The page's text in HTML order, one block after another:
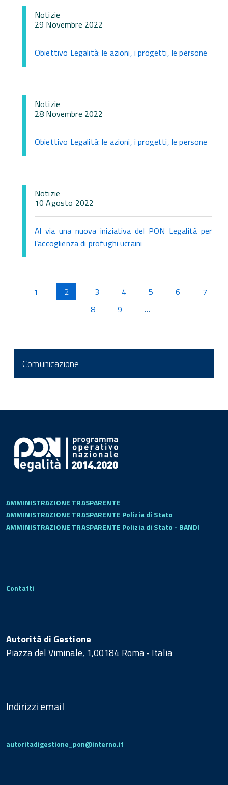
Notizie
29 Novembre 2022
Obiettivo Legalità: le azioni, i progetti, le persone
Notizie
28 Novembre 2022
Obiettivo Legalità: le azioni, i progetti, le persone
Notizie
10 Agosto 2022
Al via una nuova iniziativa del PON Legalità per
l’accoglienza di profughi ucraini
1 2 3 4 5 6
7
8
9 …
Comunicazione
AMMINISTRAZIONE TRASPARENTE
AMMINISTRAZIONE TRASPARENTE Polizia di Stato
AMMINISTRAZIONE TRASPARENTE Polizia di Stato - BANDI
Contatti
Autorità di Gestione
Piazza del Viminale, 1,00184 Roma - Italia
Indirizzi email
autoritadigestione_pon@interno.it